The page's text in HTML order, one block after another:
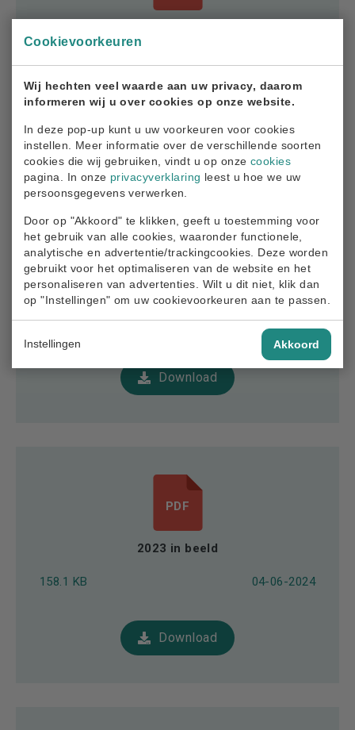
Cookievoorkeuren
Wij hechten veel waarde aan uw privacy, daarom
informeren wij u over cookies op onze website.
In deze pop-up kunt u uw voorkeuren voor cookies
instellen. Meer informatie over de verschillende soorten
cookies die wij gebruiken, vindt u op onze cookies
pagina. In onze privacyverklaring leest u hoe we uw
persoonsgegevens verwerken.
Door op "Akkoord" te klikken, geeft u toestemming voor
het gebruik van alle cookies, waaronder functionele,
analytische en advertentie/trackingcookies. Deze worden
gebruikt voor het optimaliseren van de website en het
personaliseren van advertenties. Wilt u dit niet, klik dan
op "Instellingen" om uw cookievoorkeuren aan te passen.
Instellingen Akkoord
PDF
2024 in beeld
166.1 KB 02-09-2025
Download
PDF
2023 in beeld
158.1 KB 04-06-2024
Download